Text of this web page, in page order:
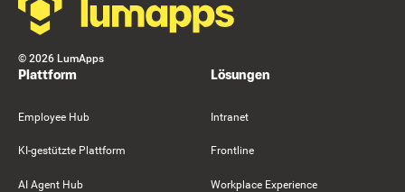
© 2026 LumApps
Plattform
Employee Hub
KI-gestützte Plattform
AI Agent Hub
Lösungen
Intranet
Frontline
Workplace Experience